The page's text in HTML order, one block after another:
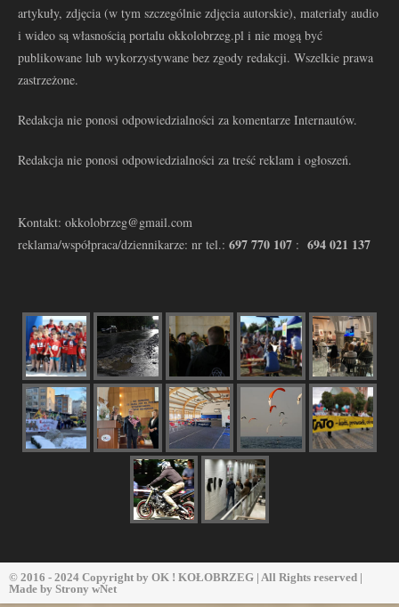
artykuły, zdjęcia (w tym szczególnie zdjęcia autorskie), materiały audio
i wideo są własnością portalu okkolobrzeg.pl i nie mogą być
publikowane lub wykorzystywane bez zgody redakcji. Wszelkie prawa
zastrzeżone.
Redakcja nie ponosi odpowiedzialności za komentarze Internautów.
Redakcja nie ponosi odpowiedzialności za treść reklam i ogłoszeń.
Kontakt: okkolobrzeg@gmail.com
reklama/współpraca/dziennikarze: nr tel.: 697 770 107 : 694 021 137
© 2016 - 2024 Copyright by OK ! KOŁOBRZEG | All Rights reserved |
Made by Strony wNet